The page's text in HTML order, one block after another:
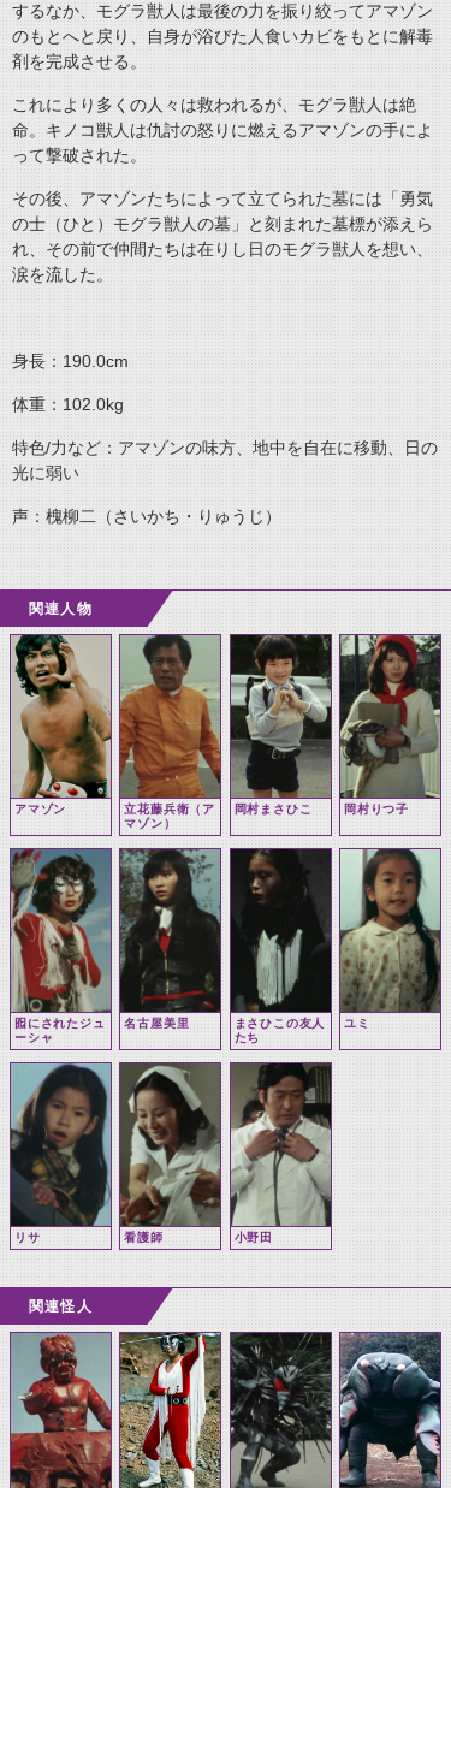
するなか、モグラ獣人は最後の力を振り絞ってアマゾン
のもとへと戻り、自身が浴びた人食いカビをもとに解毒
剤を完成させる。
これにより多くの人々は救われるが、モグラ獣人は絶
命。キノコ獣人は仇討の怒りに燃えるアマゾンの手によ
って撃破された。
その後、アマゾンたちによって立てられた墓には「勇気
の士（ひと）モグラ獣人の墓」と刻まれた墓標が添えら
れ、その前で仲間たちは在りし日のモグラ獣人を想い、
涙を流した。
身長：190.0cm
体重：102.0kg
特色/力など：アマゾンの味方、地中を自在に移動、日の
光に弱い
声：槐柳二（さいかち・りゅうじ）
関連人物
アマゾン
立花藤兵衛（ア
マゾン）
岡村まさひこ 岡村りつ子
囮にされたジュ
ーシャ
名古屋美里
まさひこの友人
たち
ユミ
リサ 看護師 小野田
関連怪人